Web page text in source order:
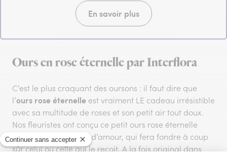
En savoir plus
Ours en rose éternelle par Interflora
C’est le plus craquant des oursons : il faut dire que
l’ours rose éternelle est vraiment LE cadeau irrésistible
avec sa multitude de roses et son petit air tout doux.
Nos fleuristes ont conçu ce petit ours rose éternelle
comme un concentré d’amour, qui fera fondre à coup
sûr celui ou celle qui le reçoit. A la fois original dans